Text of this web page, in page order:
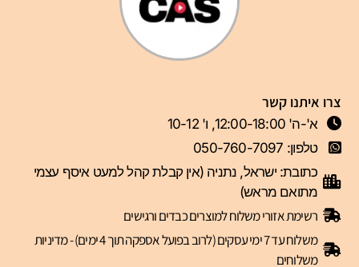
צרו איתנו קשר
א'-ה' 12:00-18:00, ו' 10-12
טלפון: 050-760-7097
כתובת: ישראל, נתניה (אין קבלת קהל למעט איסף עצמי
מתואם מראש)
רשימת אזורי משלוח למוצרים כבדים ורגישים
משלוח עד 7 ימי עסקים (לרוב בפועל אספקה תוך 4 ימים) - מדיניות
משלוחים